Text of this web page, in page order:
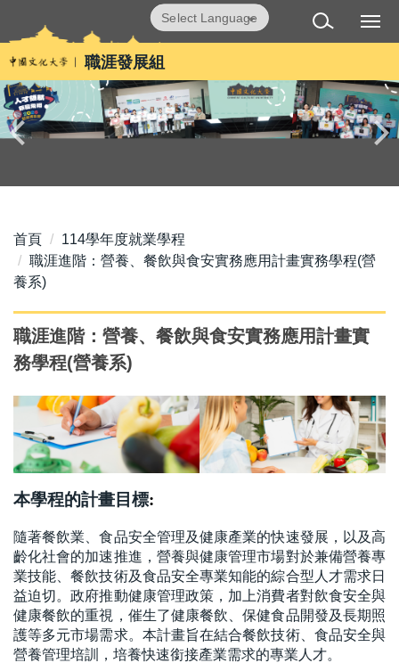
到
主
要
內
容
區
職涯發展組
Translate
首頁
114學年度就業學程
職涯進階：營養、餐飲與食安實務應用計畫實務學程(營
養系)
職涯進階：營養、餐飲與食安實務應用計畫實
務學程(營養系)
本學程的計畫目標:
隨著餐飲業、食品安全管理及健康產業的快速發展，以及高
齡化社會的加速推進，營養與健康管理市場對於兼備營養專
業技能、餐飲技術及食品安全專業知能的綜合型人才需求日
益迫切。政府推動健康管理政策，加上消費者對飲食安全與
健康餐飲的重視，催生了健康餐飲、保健食品開發及長期照
護等多元市場需求。本計畫旨在結合餐飲技術、食品安全與
營養管理培訓，培養快速銜接產業需求的專業人才。